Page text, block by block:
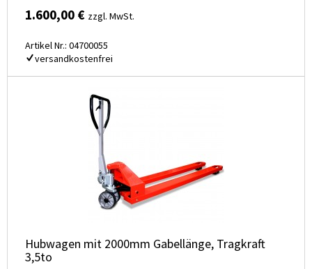
1.600,00 € zzgl. MwSt.
Artikel Nr.: 04700055
versandkostenfrei
Hubwagen mit 2000mm Gabellänge, Tragkraft
3,5to